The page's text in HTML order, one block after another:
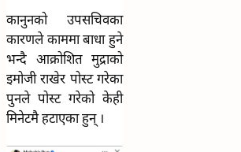
कानुनको उपसचिवका
कारणले काममा बाधा हुने
भन्दै आक्रोशित मुद्राको
इमोजी राखेर पोस्ट गरेका
पुनले पोस्ट गरेको केही
मिनेटमै हटाएका हुन् ।